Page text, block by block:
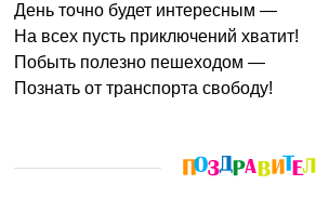
День точно будет интересным —
На всех пусть приключений хватит!
Побыть полезно пешеходом —
Познать от транспорта свободу!